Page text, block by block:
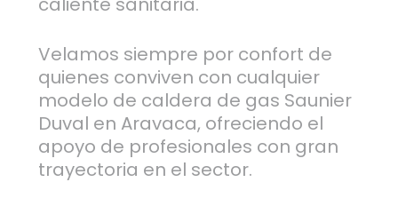
Velamos siempre por confort de
quienes conviven con cualquier
modelo de caldera de gas Saunier
Duval en Aravaca, ofreciendo el
apoyo de profesionales con gran
trayectoria en el sector.